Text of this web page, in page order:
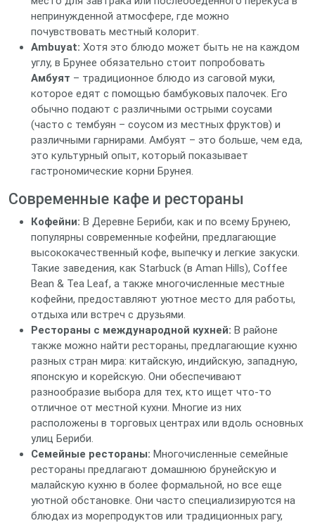
непринужденной атмосфере, где можно
почувствовать местный колорит.
Ambuyat: Хотя это блюдо может быть не на каждом
углу, в Брунее обязательно стоит попробовать
Амбуят – традиционное блюдо из саговой муки,
которое едят с помощью бамбуковых палочек. Его
обычно подают с различными острыми соусами
(часто с тембуян – соусом из местных фруктов) и
различными гарнирами. Амбуят – это больше, чем еда,
это культурный опыт, который показывает
гастрономические корни Брунея.
Современные кафе и рестораны
Кофейни: В Деревне Бериби, как и по всему Брунею,
популярны современные кофейни, предлагающие
высококачественный кофе, выпечку и легкие закуски.
Такие заведения, как Starbuck (в Aman Hills), Coffee
Bean & Tea Leaf, а также многочисленные местные
кофейни, предоставляют уютное место для работы,
отдыха или встреч с друзьями.
Рестораны с международной кухней: В районе
также можно найти рестораны, предлагающие кухню
разных стран мира: китайскую, индийскую, западную,
японскую и корейскую. Они обеспечивают
разнообразие выбора для тех, кто ищет что-то
отличное от местной кухни. Многие из них
расположены в торговых центрах или вдоль основных
улиц Бериби.
Семейные рестораны: Многочисленные семейные
рестораны предлагают домашнюю брунейскую и
малайскую кухню в более формальной, но все еще
уютной обстановке. Они часто специализируются на
блюдах из морепродуктов или традиционных рагу,